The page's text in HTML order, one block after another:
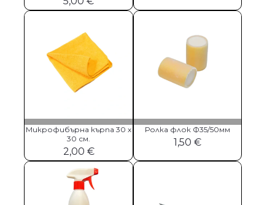
Микрофибърна кърпа 30 х
30 см.
2,00 €
Ролка флок Ф35/50мм
1,50 €